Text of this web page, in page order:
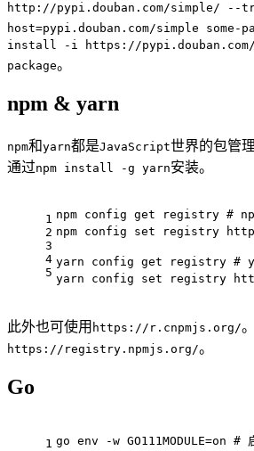
http://pypi.douban.com/simple/ --
host=pypi.douban.com/simple some-
install -i https://pypi.douban.com/
package。
npm & yarn
npm和yarn都是JavaScript世界的包管
通过npm install -g yarn安装。
1
2
3
4
5
npm config get registry #
npm config set registry
yarn config get registry #
yarn config set registry
此外也可使用 https://r.cnpmjs.org/
https://registry.npmjs.org/。
Go
1 go env -w GO111MODULE=on #